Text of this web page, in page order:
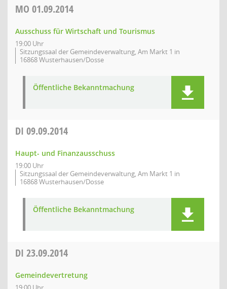
MO 01.09.2014
Ausschuss für Wirtschaft und Tourismus
19:00 Uhr
Sitzungssaal der Gemeindeverwaltung, Am Markt 1 in
16868 Wusterhausen/Dosse
Öffentliche Bekanntmachung
DI 09.09.2014
Haupt- und Finanzausschuss
19:00 Uhr
Sitzungssaal der Gemeindeverwaltung, Am Markt 1 in
16868 Wusterhausen/Dosse
Öffentliche Bekanntmachung
DI 23.09.2014
Gemeindevertretung